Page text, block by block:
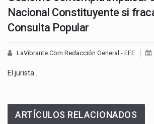
Nacional Constituyente si
Consulta Popular
LaVibrante.Com Redacción General - EFE
El jurista…
ARTÍCULOS RELACIONADOS